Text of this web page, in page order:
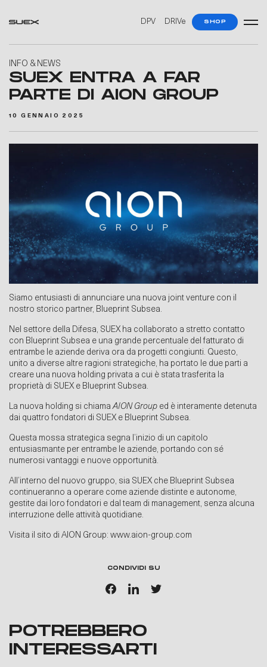
DPV DRIVe SHOP
INFO & NEWS
SUEX ENTRA A FAR
PARTE DI AION GROUP
10 GENNAIO 2025
Siamo entusiasti di annunciare una nuova joint venture con il
nostro storico partner, Blueprint Subsea.
Nel settore della Difesa, SUEX ha collaborato a stretto contatto
con Blueprint Subsea e una grande percentuale del fatturato di
entrambe le aziende deriva ora da progetti congiunti. Questo,
unito a diverse altre ragioni strategiche, ha portato le due parti a
creare una nuova holding privata a cui è stata trasferita la
proprietà di SUEX e Blueprint Subsea.
La nuova holding si chiamaAION Group ed è interamente detenuta
dai quattro fondatori di SUEX e Blueprint Subsea.
Questa mossa strategica segna l’inizio di un capitolo
entusiasmante per entrambe le aziende, portando con sé
numerosi vantaggi e nuove opportunità.
All’interno del nuovo gruppo, sia SUEX che Blueprint Subsea
continueranno a operare come aziende distinte e autonome,
gestite dai loro fondatori e dal team di management, senza alcuna
interruzione delle attività quotidiane.
Visita il sito di AION Group: www.aion-group.com
CONDIVIDI SU
POTREBBERO
INTERESSARTI